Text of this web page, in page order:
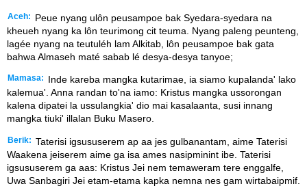
Aceh:
Peue nyang ulôn peusampoe bak Syedara-syedara na
kheueh nyang ka lôn teurimong cit teuma. Nyang paleng peunteng,
lagée nyang na teutuléh lam Alkitab, lôn peusampoe bak gata
bahwa Almaseh maté sabab lé desya-desya tanyoe;
Mamasa:
Inde kareba mangka kutarimae, ia siamo kupalanda' lako
kalemua'. Anna randan to'na iamo: Kristus mangka ussorongan
kalena dipatei la ussulangkia' dio mai kasalaanta, susi innang
mangka tiuki' illalan Buku Masero.
Berik: Taterisi igsususerem ap aa jes gulbanantam, aime Taterisi
Waakena jeiserem aime ga isa ames nasipminint ibe. Taterisi
igsususerem ga aas: Kristus Jei nem temaweram tere enggalfe,
Uwa Sanbagiri Jei etam-etama kapka nemna nes gam wirtabaipmif.